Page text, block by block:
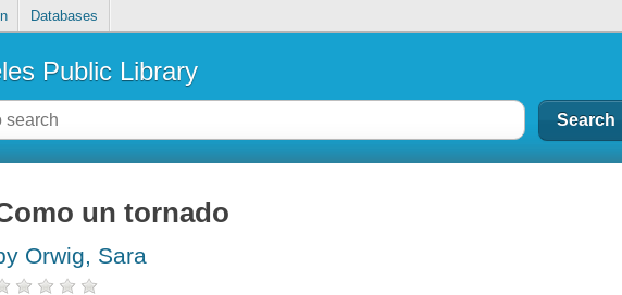
Databases
Public Library
un tornado
Orwig, Sara